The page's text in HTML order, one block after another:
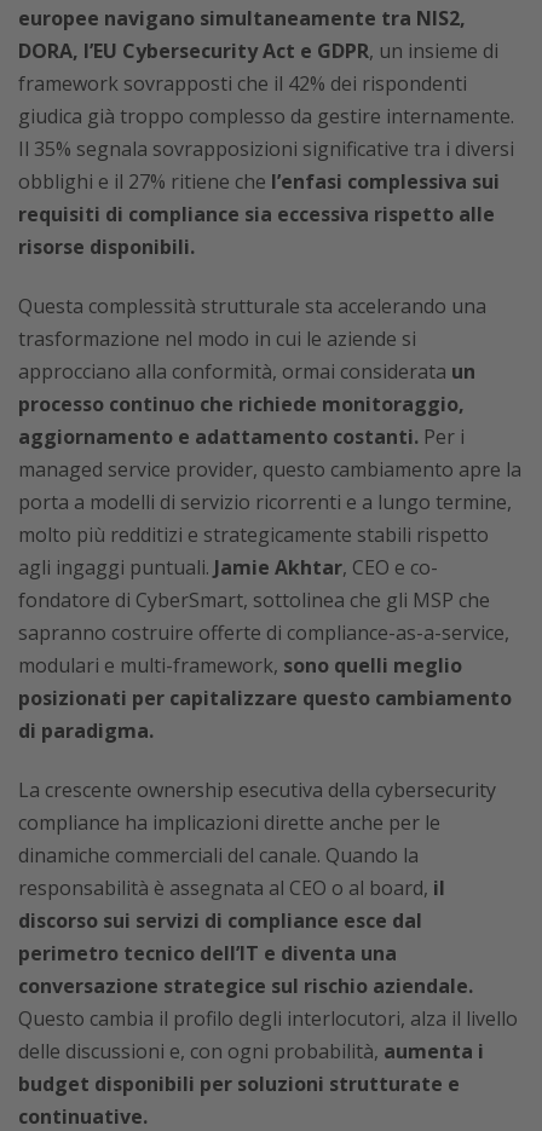
europee navigano simultaneamente tra NIS2,
DORA, l’EU Cybersecurity Act e GDPR, un insieme di
framework sovrapposti che il 42% dei rispondenti
giudica già troppo complesso da gestire internamente.
Il 35% segnala sovrapposizioni significative tra i diversi
obblighi e il 27% ritiene che l’enfasi complessiva sui
requisiti di compliance sia eccessiva rispetto alle
risorse disponibili.
Questa complessità strutturale sta accelerando una
trasformazione nel modo in cui le aziende si
approcciano alla conformità, ormai considerata un
processo continuo che richiede monitoraggio,
aggiornamento e adattamento costanti. Per i
managed service provider, questo cambiamento apre la
porta a modelli di servizio ricorrenti e a lungo termine,
molto più redditizi e strategicamente stabili rispetto
agli ingaggi puntuali. Jamie Akhtar, CEO e co-
fondatore di CyberSmart, sottolinea che gli MSP che
sapranno costruire offerte di compliance-as-a-service,
modulari e multi-framework, sono quelli meglio
posizionati per capitalizzare questo cambiamento
di paradigma.
La crescente ownership esecutiva della cybersecurity
compliance ha implicazioni dirette anche per le
dinamiche commerciali del canale. Quando la
responsabilità è assegnata al CEO o al board, il
discorso sui servizi di compliance esce dal
perimetro tecnico dell’IT e diventa una
conversazione strategice sul rischio aziendale.
Questo cambia il profilo degli interlocutori, alza il livello
delle discussioni e, con ogni probabilità, aumenta i
budget disponibili per soluzioni strutturate e
continuative.